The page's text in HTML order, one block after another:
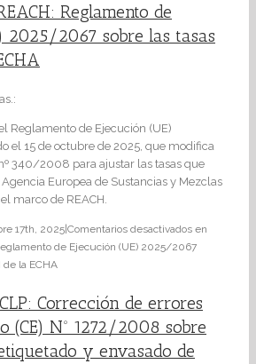
Reglamento de
2025/2067 sobre las tasas
Reglamento de Ejecución (UE)
el 15 de octubre de 2025, que modifica
340/2008 para ajustar las tasas que
Europea de Sustancias y Mezclas
marco de REACH.
17th, 2025 Comentarios desactivados en
de Ejecución (UE) 2025/2067
de la ECHA
Corrección de errores
(CE) Nº 1272/2008 sobre
y envasado de